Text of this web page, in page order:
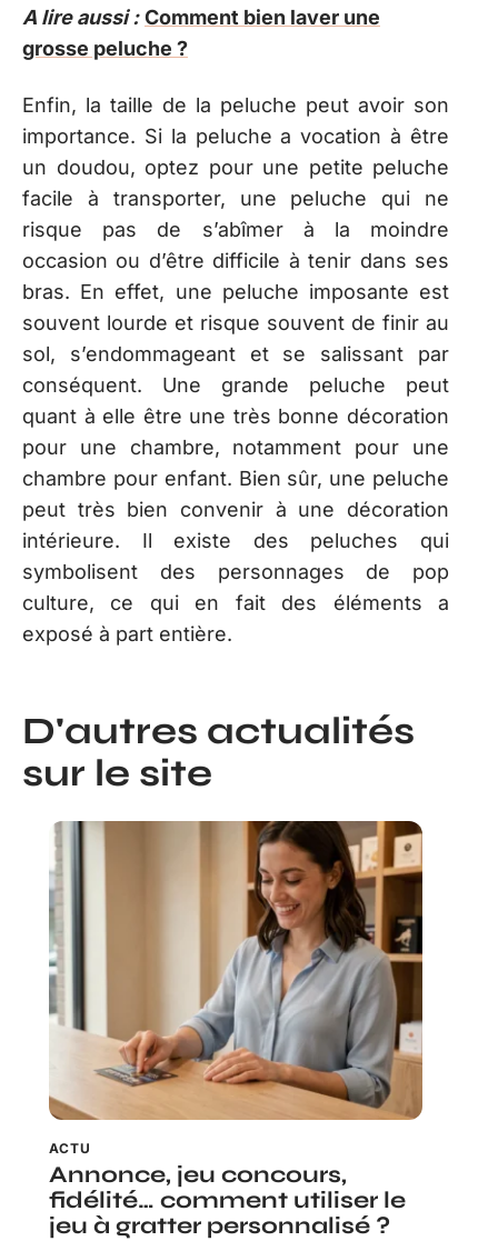
A lire aussi : Comment bien laver une
grosse peluche ?
Enfin, la taille de la peluche peut avoir son
importance. Si la peluche a vocation à être
un doudou, optez pour une petite peluche
facile à transporter, une peluche qui ne
risque pas de s’abîmer à la moindre
occasion ou d’être difficile à tenir dans ses
bras. En effet, une peluche imposante est
souvent lourde et risque souvent de finir au
sol, s’endommageant et se salissant par
conséquent. Une grande peluche peut
quant à elle être une très bonne décoration
pour une chambre, notamment pour une
chambre pour enfant. Bien sûr, une peluche
peut très bien convenir à une décoration
intérieure. Il existe des peluches qui
symbolisent des personnages de pop
culture, ce qui en fait des éléments a
exposé à part entière.
D'autres actualités
sur le site
ACTU
Annonce, jeu concours,
fidélité… comment utiliser le
jeu à gratter personnalisé ?